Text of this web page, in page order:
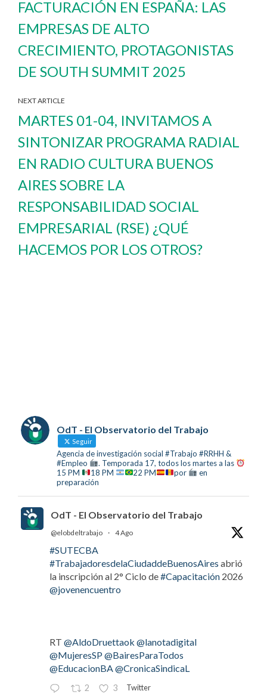
FACTURACIÓN EN ESPAÑA: LAS
EMPRESAS DE ALTO
CRECIMIENTO, PROTAGONISTAS
DE SOUTH SUMMIT 2025
NEXT ARTICLE
MARTES 01-04, INVITAMOS A
SINTONIZAR PROGRAMA RADIAL
EN RADIO CULTURA BUENOS
AIRES SOBRE LA
RESPONSABILIDAD SOCIAL
EMPRESARIAL (RSE) ¿QUÉ
HACEMOS POR LOS OTROS?
OdT - El Observatorio del Trabajo
Seguir
Agencia de investigación social #Trabajo #RRHH &
#Empleo
. Temporada 17, todos los martes a las
15 PM
18 PM 22 PM por
en
preparación
OdT - El Observatorio del Trabajo
@elobdeltrabajo · 4 Ago
#SUTECBA
#TrabajadoresdelaCiudaddeBuenosAires abrió
la inscripción al 2° Ciclo de#Capacitación 2026
@jovenencuentro
RT @AldoDruettaok @lanotadigital
@MujeresSP@BairesParaTodos
@EducacionBA@CronicaSindicaL
2 3 Twitter